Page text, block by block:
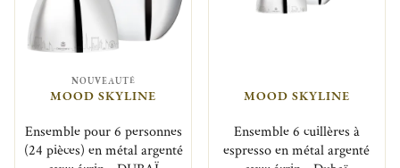
NOUVEAUTÉ
MOOD SKYLINE
Ensemble pour 6 personnes
(24 pièces) en métal argenté
MOOD SKYLINE
Ensemble 6 cuillères à
espresso en métal argenté